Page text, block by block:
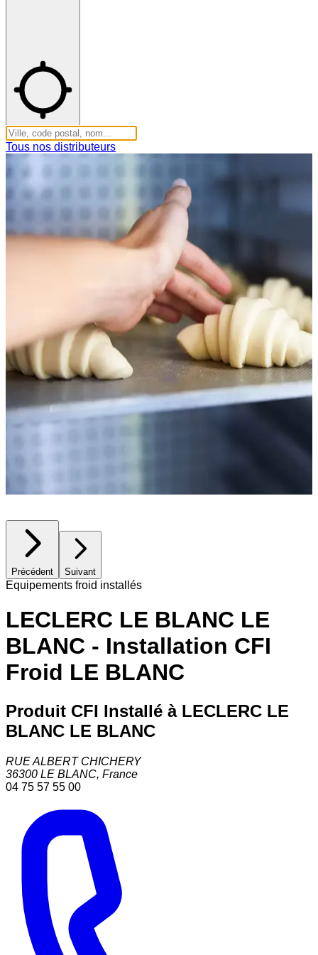
Tous nos distributeurs
Précédent Suivant
Equipements froid installés
LECLERC LE BLANC LE
BLANC - Installation CFI
Froid LE BLANC
Produit CFI Installé à LECLERC LE
BLANC LE BLANC
RUE ALBERT CHICHERY
36300 LE BLANC, France
04 75 57 55 00